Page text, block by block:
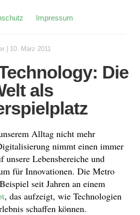
Impressum
10. März 2011
Die
als
Alltag nicht mehr
nimmt einen immer
unsere Lebensbereiche und
für Innovationen. Die Metro
seit Jahren an einem
, das aufzeigt, wie Technologien
schaffen können.